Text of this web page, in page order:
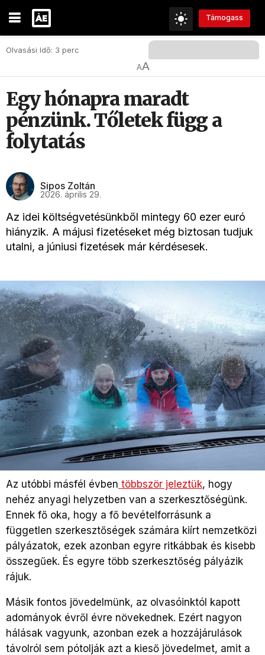
Támogass
Olvasási Idő: 3 perc
AA
Egy hónapra maradt
pénzünk. Tőletek függ a
folytatás
Sipos Zoltán
2026. április 29.
Az idei költségvetésünkből mintegy 60 ezer euró
hiányzik. A májusi fizetéseket még biztosan tudjuk
utalni, a júniusi fizetések már kérdésesek.
Az utóbbi másfél évben többször jeleztük, hogy
nehéz anyagi helyzetben van a szerkesztőségünk.
Ennek fő oka, hogy a fő bevételforrásunk a
független szerkesztőségek számára kiírt nemzetközi
pályázatok, ezek azonban egyre ritkábbak és kisebb
összegűek. És egyre több szerkesztőség pályázik
rájuk.
Másik fontos jövedelmünk, az olvasóinktól kapott
adományok évről évre növekednek. Ezért nagyon
hálásak vagyunk, azonban ezek a hozzájárulások
távolról sem pótolják azt a kieső jövedelmet, amit a